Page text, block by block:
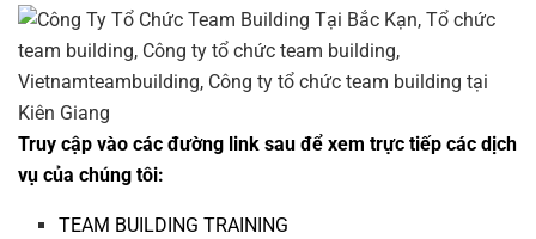
Truy cập vào các đường link sau để xem trực tiếp các dịch
vụ của chúng tôi:
TEAM BUILDING TRAINING